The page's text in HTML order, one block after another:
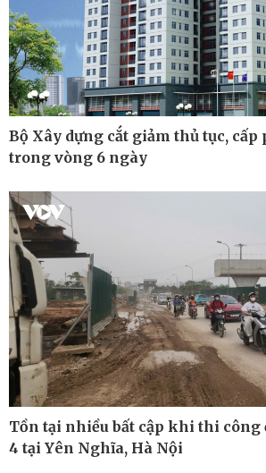
Nhận diện sự thật
Dấu ấn
Việc làm
Biển đảo
Thế giới
Quan sát
Cuộc sống đó đây
Hồ sơ
Video
E-
Kinh tế
Bộ Xây dựng cắt giảm thủ tục,
trong vòng 6 ngày
Tồn tại nhiều bất cập khi thi công
4 tại Yên Nghĩa, Hà Nội